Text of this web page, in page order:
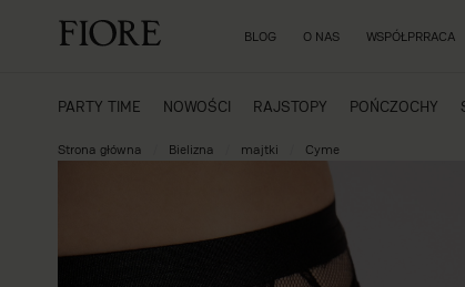
BLOG O NAS WSPÓŁPRRACA
PARTY TIME NOWOŚCI RAJSTOPY POŃCZOCHY
Strona główna Bielizna majtki Cyme